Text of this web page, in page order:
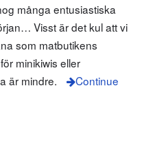
många entusiastiska
Visst är det kul att vi
som matbutikens
minikiwis eller
är mindre.
Continue